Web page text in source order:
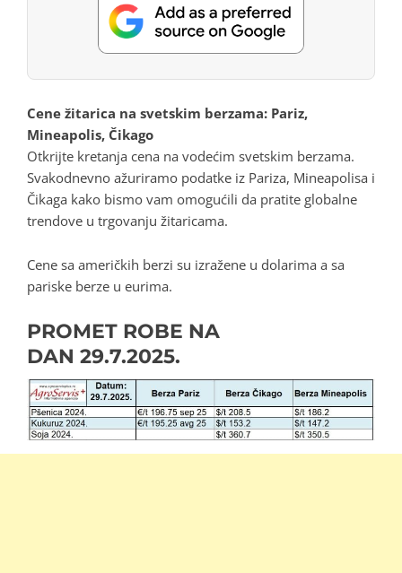
Cene žitarica na svetskim berzama: Pariz,
Mineapolis, Čikago
Otkrijte kretanja cena na vodećim svetskim berzama.
Svakodnevno ažuriramo podatke iz Pariza, Mineapolisa i
Čikaga kako bismo vam omogućili da pratite globalne
trendove u trgovanju žitaricama.
Cene sa američkih berzi su izražene u dolarima a sa
pariske berze u eurima.
PROMET ROBE NA
DAN 29.7.2025.